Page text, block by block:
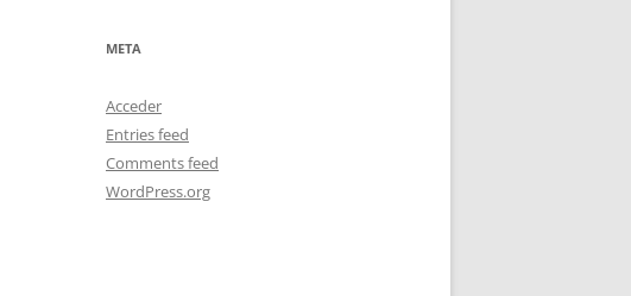
META
Acceder
Entries feed
Comments feed
WordPress.org